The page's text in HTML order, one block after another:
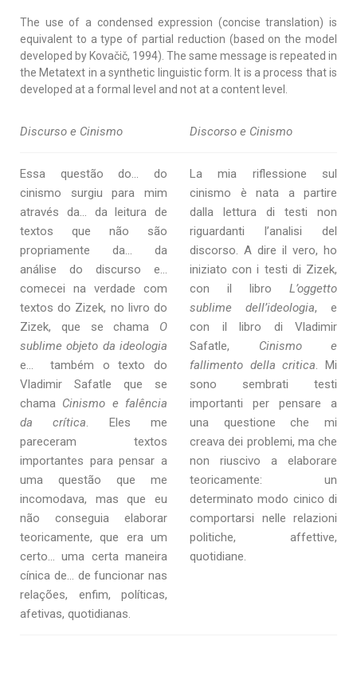
The use of a condensed expression (concise translation) is
equivalent to a type of partial reduction (based on the model
developed by Kovačič, 1994). The same message is repeated in
the Metatext in a synthetic linguistic form. It is a process that is
developed at a formal level and not at a content level.
Discurso e Cinismo Discorso e Cinismo
Essa questão do… do
cinismo surgiu para mim
através da… da leitura de
textos que não são
propriamente da… da
análise do discurso e…
comecei na verdade com
textos do Zizek, no livro do
Zizek, que se chama O
sublime objeto da ideologia
e… também o texto do
Vladimir Safatle que se
chama Cinismo e falência
da crítica. Eles me
pareceram textos
importantes para pensar a
uma questão que me
incomodava, mas que eu
não conseguia elaborar
teoricamente, que era um
certo… uma certa maneira
cínica de… de funcionar nas
relações, enfim, políticas,
afetivas, quotidianas.
La mia riflessione sul
cinismo è nata a partire
dalla lettura di testi non
riguardanti l’analisi del
discorso. A dire il vero, ho
iniziato con i testi di Zizek,
con il libro L’oggetto
sublime dell’ideologia, e
con il libro di Vladimir
Safatle, Cinismo e
fallimento della critica. Mi
sono sembrati testi
importanti per pensare a
una questione che mi
creava dei problemi, ma che
non riuscivo a elaborare
teoricamente: un
determinato modo cinico di
comportarsi nelle relazioni
politiche, affettive,
quotidiane.